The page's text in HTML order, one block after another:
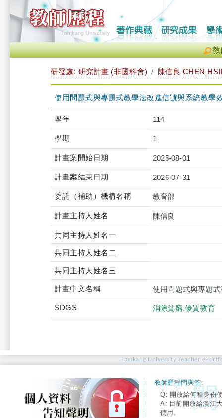
教
研發處: 研究計畫 (非國科會) 陳信良 CHEN
使用問題式與專題式教學法改進信號與系統教學
學年 114
學期 1
計畫案開始日期 2025-08-01
計畫案結束日期 2026-07-31
委託（補助）機構名稱 教育部
計畫主持人姓名 陳信良
共同主持人姓名一
共同主持人姓名二
共同主持人姓名三
計畫中文名稱 使用問題式與專題
SDGS 消除貧窮,優質教育
Tamkang University Teacher
教師歷程問與答:
Q: 開放給何種身份
A: 目前開放給淡江
使用。